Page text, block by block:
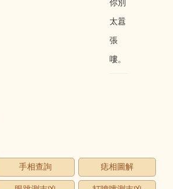
你別
太囂
張
嘍。
手相查詢 痣相圖解